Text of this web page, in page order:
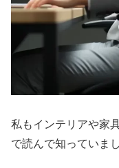
私もインテリアや家
で読んで知っていま